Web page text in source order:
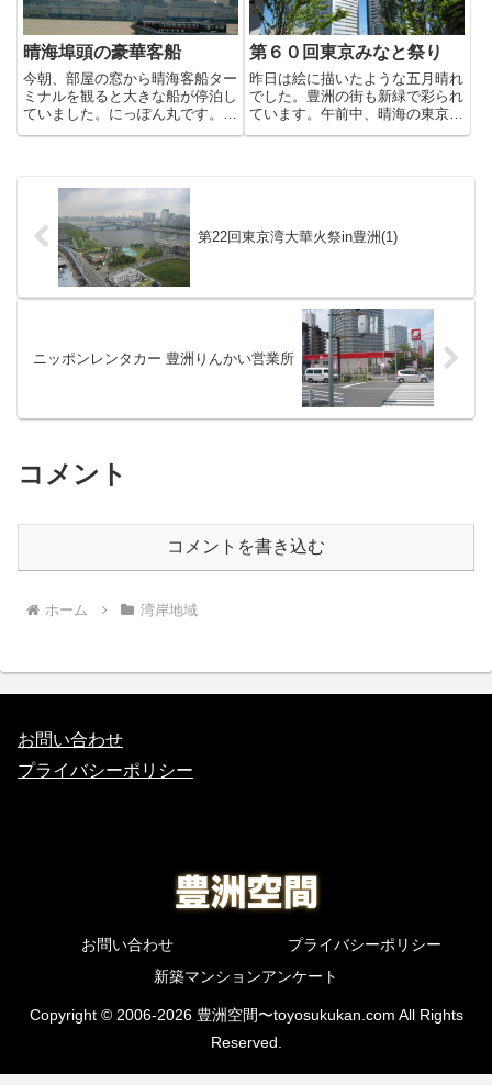
晴海埠頭の豪華客船
今朝、部屋の窓から晴海客船ター
ミナルを観ると大きな船が停泊し
ていました。にっぽん丸です。ウ
ェブで調べてみるとプールやシア
ういう船があるのは知っていまし
たが、こんなふうに身近に観る
第６０回東京みなと祭り
昨日は絵に描いたような五月晴れ
でした。豊洲の街も新緑で彩られ
ています。午前中、晴海の東京み
なと祭りに行ってきました。豊洲
第22回東京湾大華火祭in豊洲(1)
ニッポンレンタカー 豊洲りんかい営業所
コメント
コメントを書き込む
ホーム 湾岸地域
お問い合わせ
プライバシーポリシー
お問い合わせ
プライバシーポリシー
新築マンションアンケート
Copyright © 2006-2026 豊洲空間〜toyosukukan.com All Rights
Reserved.